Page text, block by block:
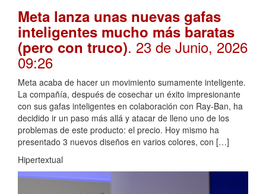
Meta lanza unas nuevas gafas
inteligentes mucho más baratas
(pero con truco). 23 de Junio, 2026
09:26
Meta acaba de hacer un movimiento sumamente inteligente.
La compañía, después de cosechar un éxito impresionante
con sus gafas inteligentes en colaboración con Ray-Ban, ha
decidido ir un paso más allá y atacar de lleno uno de los
problemas de este producto: el precio. Hoy mismo ha
presentado 3 nuevos diseños en varios colores, con […]
Hipertextual